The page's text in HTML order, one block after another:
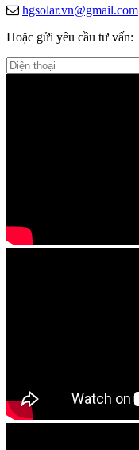
hgsolar.vn@gmail.com
Hoặc gửi yêu cầu tư vấn: